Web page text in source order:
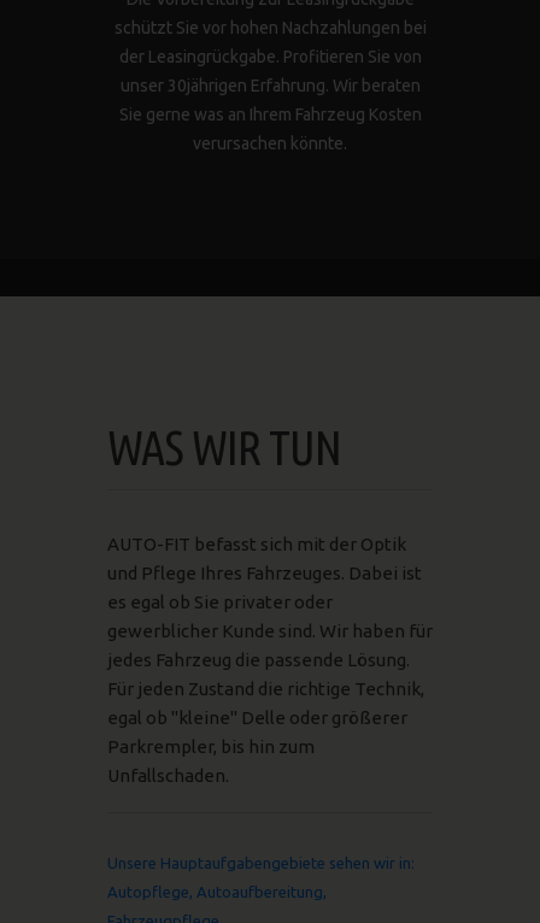
schützt Sie vor hohen Nachzahlungen bei
der Leasingrückgabe. Profitieren Sie von
unser 30jährigen Erfahrung. Wir beraten
Sie gerne was an Ihrem Fahrzeug Kosten
verursachen könnte.
WAS WIR TUN
AUTO-FIT befasst sich mit der Optik
und Pflege Ihres Fahrzeuges. Dabei ist
es egal ob Sie privater oder
gewerblicher Kunde sind. Wir haben für
jedes Fahrzeug die passende Lösung.
Für jeden Zustand die richtige Technik,
egal ob "kleine" Delle oder größerer
Parkrempler, bis hin zum
Unfallschaden.
Unsere Hauptaufgabengebiete sehen wir in:
Autopflege, Autoaufbereitung,